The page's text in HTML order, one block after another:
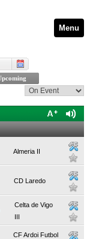
Menu
Almeria II
CD Laredo
Celta de Vigo
III
CF Ardoi Futbol